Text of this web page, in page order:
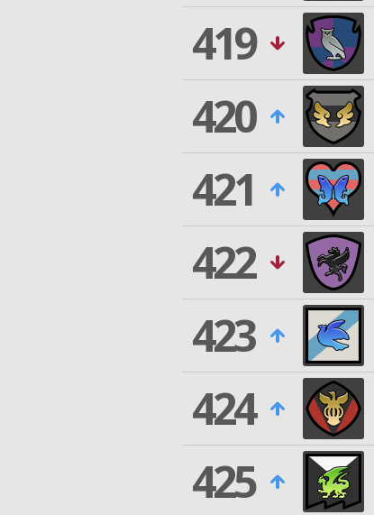
419
420
421
422
423
424
425